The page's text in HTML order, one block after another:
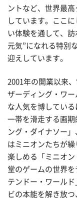
ントなど、世界最
しています。ここ
い体験を通して、
元気”になれる特別
迎えしています。
2001年の開業以来
ザーディング・ワ
な人気を博してい
一帯を滑走する画
ング・ダイナソー
はミニオンたちが
楽しめる「ミニオ
堂のゲームの世界
テンドー・ワール
ビの本能を解き放